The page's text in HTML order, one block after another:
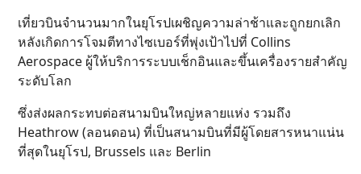
เที่ยวบินจำนวนมากในยุโรปเผชิญความล่าช้าและถูกยกเลิก
หลังเกิดการโจมตีทางไซเบอร์ที่พุ่งเป้าไปที่ Collins
Aerospace ผู้ให้บริการระบบเช็กอินและขึ้นเครื่องรายสำคัญ
ระดับโลก
ซึ่งส่งผลกระทบต่อสนามบินใหญ่หลายแห่ง รวมถึง
Heathrow (ลอนดอน) ที่เป็นสนามบินที่มีผู้โดยสารหนาแน่น
ที่สุดในยุโรป, Brussels และ Berlin